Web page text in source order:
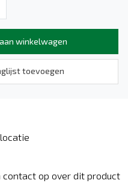
winkelwagen
toevoegen
contact op over dit product